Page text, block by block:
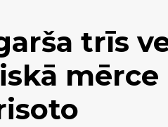
trīs
mērce